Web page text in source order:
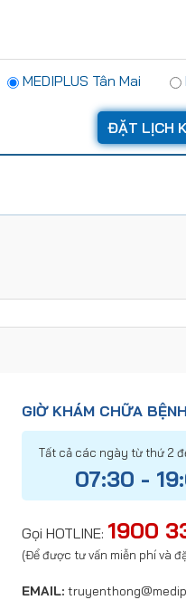
MEDIPLUS Tân Mai
GIỜ KHÁM CHỮA BỆNH
Tất cả các ngày từ thứ 2
07:30 -
Gọi HOTLINE: 1900
(Để được tư vấn miễn phí và
EMAIL: